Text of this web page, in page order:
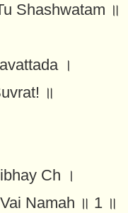
Shashwatam ॥
।
॥
Ch ।
Namah ॥ 1 ॥